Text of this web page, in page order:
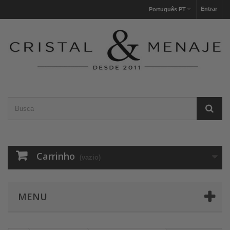
Entrar
Português PT
Carrinho (vazio)
MENU